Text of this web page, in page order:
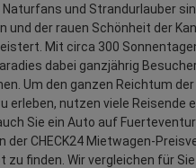
und Strandurlauber
und der rauen Schönheit der
Mit circa 300
dabei ganzjährig
Um den ganzen Reichtum der
erleben, nutzen viele Reisende
Sie ein Auto auf
der CHECK24 Mietwagen-
zu finden. Wir vergleichen für